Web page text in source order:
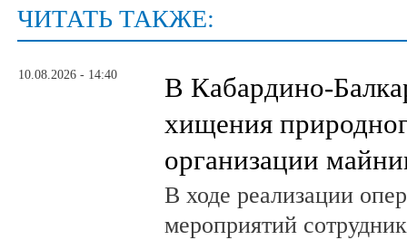
ЧИТАТЬ ТАКЖЕ:
10.08.2026 - 14:40
В Кабардино-
хищения
организации
В ходе реализации
мероприятий